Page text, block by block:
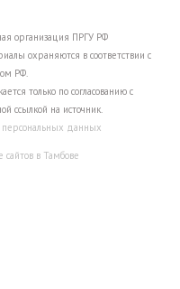
организация ПРГУ РФ
охраняются в соответствии с
РФ.
только по согласованию с
ссылкой на источник.
персональных данных